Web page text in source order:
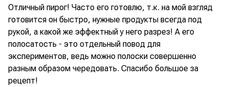
Отличный пирог! Часто его готовлю, т.к. на мой взгляд
готовится он быстро, нужные продукты всегда под
рукой, а какой же эффектный у него разрез! А его
полосатость - это отдельный повод для
экспериментов, ведь можно полоски совершенно
разным образом чередовать. Спасибо большое за
рецепт!